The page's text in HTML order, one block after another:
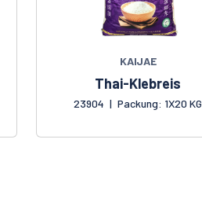
KAIJAE
Thai-Klebreis
23904 | Packung: 1X20 KG